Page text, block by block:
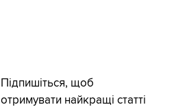
Підпишіться, щоб
отримувати найкращі статті